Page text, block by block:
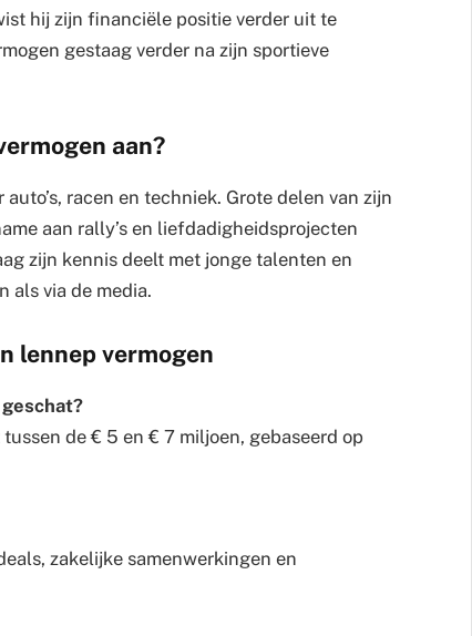
hij zijn financiële positie verder uit te
gestaag verder na zijn sportieve
aan?
racen en techniek. Grote delen van zijn
aan rally’s en liefdadigheidsprojecten
zijn kennis deelt met jonge talenten en
als via de media.
lennep vermogen
de € 5 en € 7 miljoen, gebaseerd op
zakelijke samenwerkingen en